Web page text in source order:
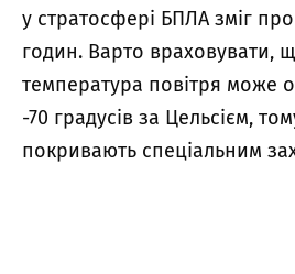
у стратосфері БПЛА зміг
годин. Варто враховувати,
температура повітря може
-70 градусів за Цельсієм,
покривають спеціальним